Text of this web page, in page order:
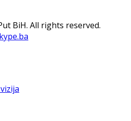
BiH. All rights reserved.